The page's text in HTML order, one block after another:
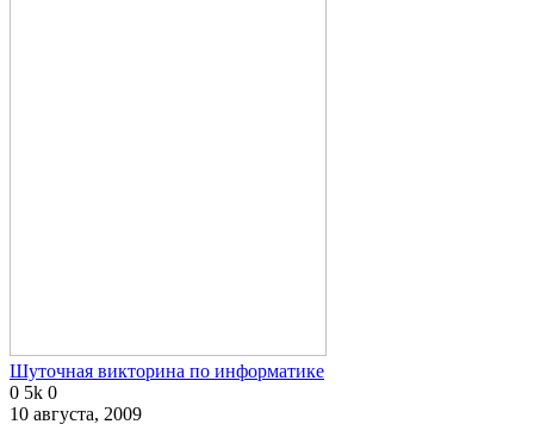
Шуточная викторина по информатике
0 5k 0
10 августа, 2009